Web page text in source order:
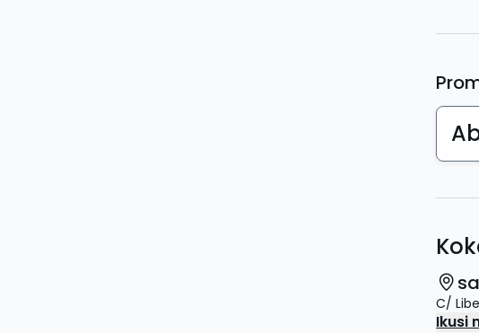
C/
Ikusi